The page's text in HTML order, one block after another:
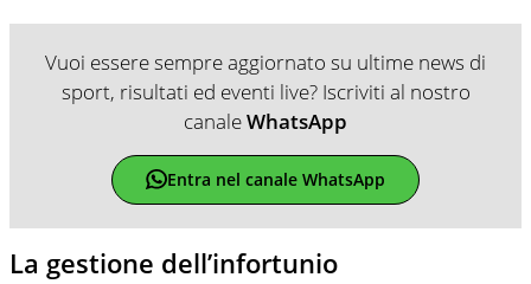
Vuoi essere sempre aggiornato su ultime news di
sport, risultati ed eventi live? Iscriviti al nostro
canaleWhatsApp
Entra nel canale WhatsApp
La gestione dell’infortunio